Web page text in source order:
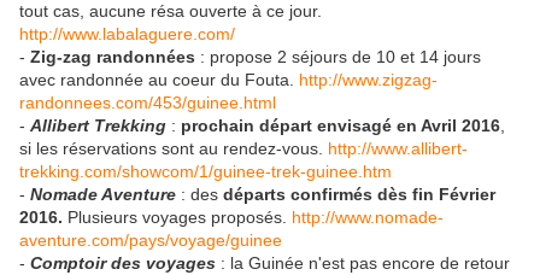
tout cas, aucune résa ouverte à ce jour.
http://www.labalaguere.com/
- Zig-zag randonnées : propose 2 séjours de 10 et 14 jours
avec randonnée au coeur du Fouta. http://www.zigzag-
randonnees.com/453/guinee.html
- Allibert Trekking : prochain départ envisagé en Avril 2016
si les réservations sont au rendez-vous. http://www.allibert-
trekking.com/showcom/1/guinee-trek-guinee.htm
- Nomade Aventure : des départs confirmés dès fin Février
2016. Plusieurs voyages proposés. http://www.nomade-
aventure.com/pays/voyage/guinee
- Comptoir des voyages : la Guinée n'est pas encore de retour